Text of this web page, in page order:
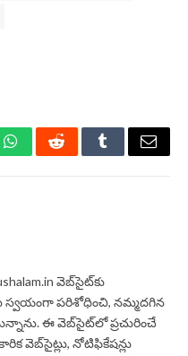
WhatsAppRedditTumblrEmail
వెబ్‌సైట్‌కు
స్వయంగా పరిశోధించి, నమ్మదగిన
ఈ వెబ్‌సైట్‌లో ప్రచురించే
వెబ్‌సైట్లు, నోటిఫికేషన్లు